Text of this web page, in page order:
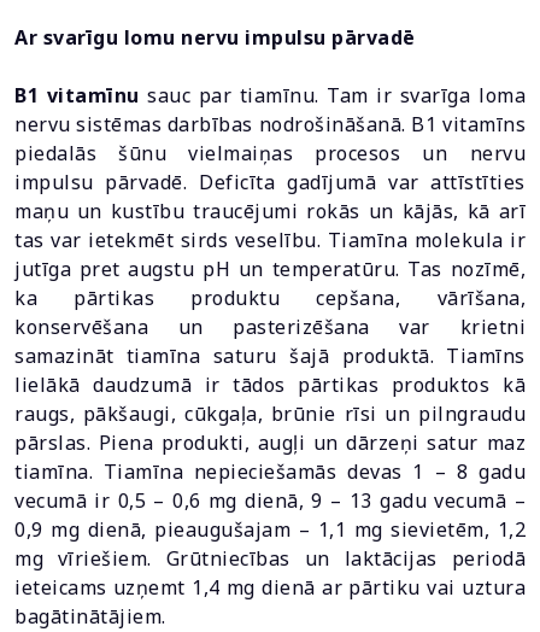
Ar svarīgu lomu nervu impulsu pārvadē
B1 vitamīnu sauc par tiamīnu. Tam ir svarīga loma
nervu sistēmas darbības nodrošināšanā. B1 vitamīns
piedalās šūnu vielmaiņas procesos un nervu
impulsu pārvadē. Deficīta gadījumā var attīstīties
maņu un kustību traucējumi rokās un kājās, kā arī
tas var ietekmēt sirds veselību. Tiamīna molekula ir
jutīga pret augstu pH un temperatūru. Tas nozīmē,
ka pārtikas produktu cepšana, vārīšana,
konservēšana un pasterizēšana var krietni
samazināt tiamīna saturu šajā produktā. Tiamīns
lielākā daudzumā ir tādos pārtikas produktos kā
raugs, pākšaugi, cūkgaļa, brūnie rīsi un pilngraudu
pārslas. Piena produkti, augļi un dārzeņi satur maz
tiamīna. Tiamīna nepieciešamās devas 1 – 8 gadu
vecumā ir 0,5 – 0,6 mg dienā, 9 – 13 gadu vecumā –
0,9 mg dienā, pieaugušajam – 1,1 mg sievietēm, 1,2
mg vīriešiem. Grūtniecības un laktācijas periodā
ieteicams uzņemt 1,4 mg dienā ar pārtiku vai uztura
bagātinātājiem.